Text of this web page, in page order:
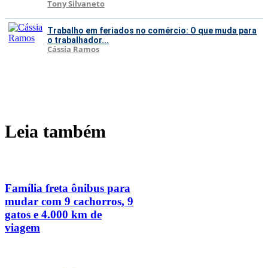
Tony Silvaneto
Trabalho em feriados no comércio: O que muda para
o trabalhador...
Cássia Ramos
Leia também
Família freta ônibus para
mudar com 9 cachorros, 9
gatos e 4.000 km de
viagem